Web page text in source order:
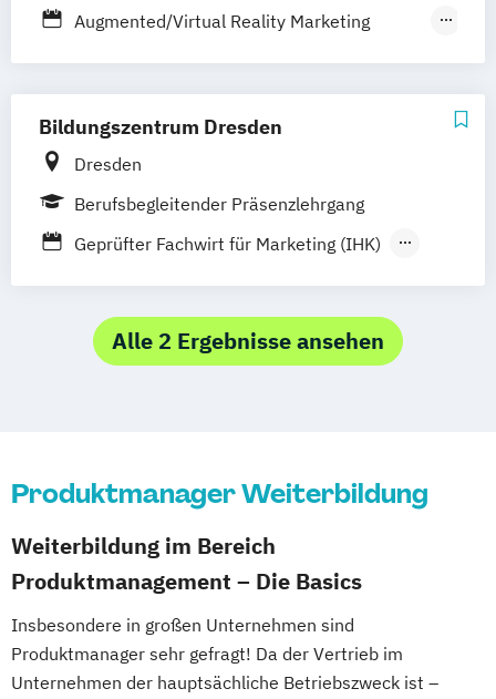
Fernlehrgang
Augmented/Virtual Reality Marketing
Content Marketing Manager
Design-Manager
Online Marketing Consultant
Online Marketing Manager
Projektmanager E-Commerce
Stratege für digitales Marketing (IHK)
Technischer Vertriebsmanager /
Bildungszentrum Dresden
Dresden
Berufsbegleitender Präsenzlehrgang
Geprüfter Fachwirt für Marketing (IHK)
Produktmanager (IHK)
Social Media Manager (IHK)
Alle 2 Ergebnisse ansehen
Produktmanager Weiterbildung
Weiterbildung im Bereich
Produktmanagement – Die Basics
Insbesondere in großen Unternehmen sind
Produktmanager sehr gefragt! Da der Vertrieb im
Unternehmen der hauptsächliche Betriebszweck ist –